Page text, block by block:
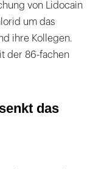
von Lidocain
um das
ihre Kollegen.
der 86-fachen
das